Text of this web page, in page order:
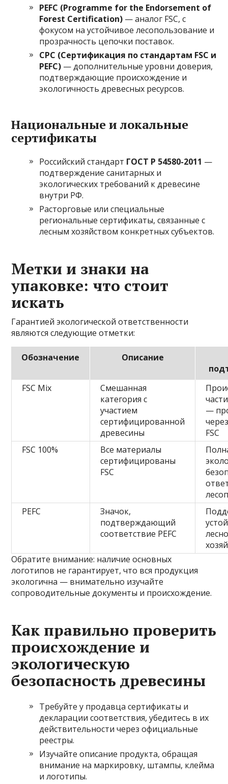
PEFC (Programme for the Endorsement of
Forest Certification) — аналог FSC, с
фокусом на устойчивое лесопользование и
прозрачность цепочки поставок.
СРС (Сертификация по стандартам FSC и
PEFC) — дополнительные уровни доверия,
подтверждающие происхождение и
экологичность древесных ресурсов.
Национальные и локальные
сертификаты
Российский стандарт ГОСТ Р 54580-2011 —
подтверждение санитарных и
экологических требований к древесине
внутри РФ.
Расторговые или специальные
региональные сертификаты, связанные с
лесным хозяйством конкретных субъектов.
Метки и знаки на
упаковке: что стоит
искать
Гарантией экологической ответственности
являются следующие отметки:
Обозначение
Описание
FSC Mix
Смешанная
категория с
участием
сертифицированной
древесины
—
FSC
FSC 100%
Все материалы
сертифицированы
FSC
PEFC
Значок,
подтверждающий
соответствие PEFC
Обратите внимание: наличие основных
логотипов не гарантирует, что вся продукция
экологична — внимательно изучайте
сопроводительные документы и происхождение.
Как правильно проверить
происхождение и
экологическую
безопасность древесины
Требуйте у продавца сертификаты и
декларации соответствия, убедитесь в их
действительности через официальные
реестры.
Изучайте описание продукта, обращая
внимание на маркировку, штампы, клейма
и логотипы.